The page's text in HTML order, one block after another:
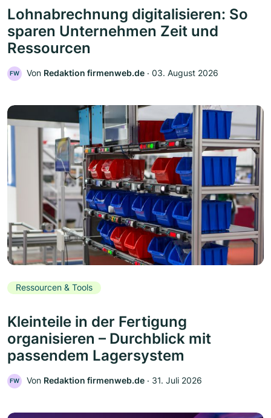
Lohnabrechnung digitalisieren: So
sparen Unternehmen Zeit und
Ressourcen
FW Von Redaktion firmenweb.de ‧ 03. August 2026
Ressourcen & Tools
Kleinteile in der Fertigung
organisieren – Durchblick mit
passendem Lagersystem
FW Von Redaktion firmenweb.de ‧ 31. Juli 2026